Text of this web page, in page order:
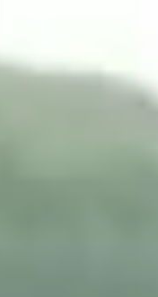
ピアノ曲『5つの断
のオマージュ Ⅳ. 矢代
ズへのオマージュ ※こ